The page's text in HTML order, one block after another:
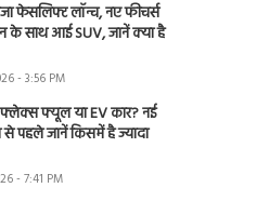
फेसलिफ्ट लॉन्च, नए फीचर्स
के साथ आई SUV, जानें क्या है
- 3:56 PM
फ्लेक्स फ्यूल या EV कार? नई
से पहले जानें किसमें है ज्यादा
- 7:41 PM